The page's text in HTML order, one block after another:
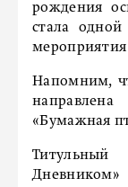
рождения
стала
Напомним,
«Бумажная